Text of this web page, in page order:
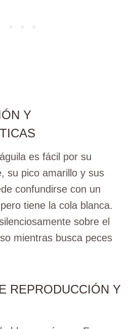
Y
es fácil por su
su pico amarillo y sus
confundirse con un
tiene la cola blanca.
sobre el
mientras busca peces
REPRODUCCIÓN Y